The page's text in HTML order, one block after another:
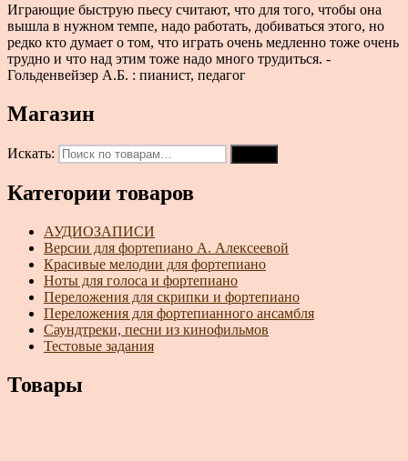
Играющие быструю пьесу считают, что для того, чтобы она
вышла в нужном темпе, надо работать, добиваться этого, но
редко кто думает о том, что играть очень медленно тоже очень
трудно и что над этим тоже надо много трудиться. -
Гольденвейзер А.Б. : пианист, педагог
Магазин
Искать:
Категории товаров
АУДИОЗАПИСИ
Версии для фортепиано А. Алексеевой
Красивые мелодии для фортепиано
Ноты для голоса и фортепиано
Переложения для скрипки и фортепиано
Переложения для фортепианного ансамбля
Саундтреки, песни из кинофильмов
Тестовые задания
Товары